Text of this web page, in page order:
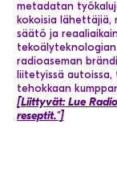
metadatan
kokoisia lähettäjiä,
säätö ja
radioaseman
liitetyissä autoissa,
tehokkaan
[Liittyvät: Lue
reseptit."]